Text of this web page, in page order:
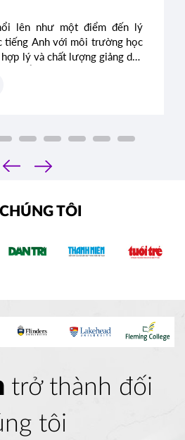
lên như một điểm đến lý
tiếng Anh với môi trường học
lý và chất lượng giảng dạy
để bạn có thể tận dụng tối đa
‹
›
TÔI
trở thành đối
tôi